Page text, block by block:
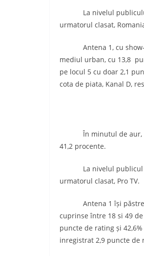
La nivelul publicului
urmatorul clasat,
Antena 1, cu show-ul
mediul urban, cu 13,8
pe locul 5 cu doar 2,1
cota de piata, Kanal D,
În minutul de aur, de
41,2 procente.
La nivelul publicul
urmatorul clasat, Pro TV.
Antena 1 își
cuprinse între 18 si 49
puncte de rating și
inregistrat 2,9 puncte de